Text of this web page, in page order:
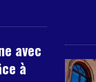
avec
à